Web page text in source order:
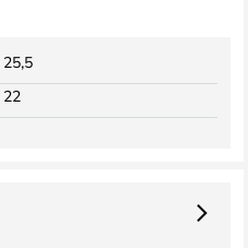
22
25,5